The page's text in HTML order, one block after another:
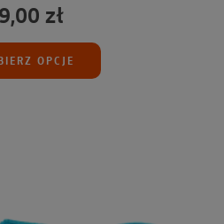
zł
OPCJE